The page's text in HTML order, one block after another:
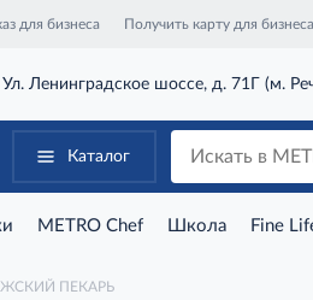
для бизнеса Получить карту для бизнеса
Ленинградское шоссе, д. 71Г (м.
Каталог
METRO Chef Школа Fine
ПЕКАРЬ